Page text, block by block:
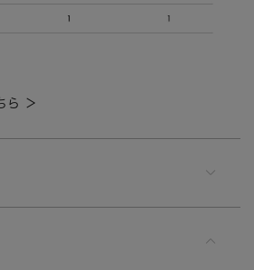
ら ＞